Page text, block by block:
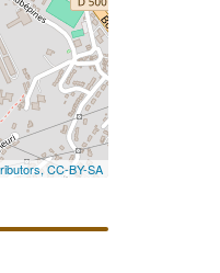
CC-BY-SA
chiffre d'affaires
en gagnant de
!
plus